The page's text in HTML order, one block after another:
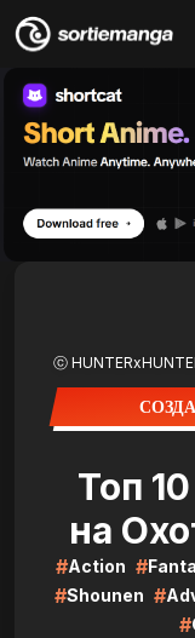
Топ
на
#Action #
#Shounen #
#